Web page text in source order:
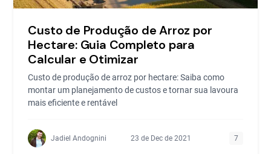
Custo de Produção de Arroz por
Hectare: Guia Completo para
Calcular e Otimizar
Custo de produção de arroz por hectare: Saiba como
montar um planejamento de custos e tornar sua lavoura
mais eficiente e rentável
Jadiel Andognini 23 de Dec de 2021 7